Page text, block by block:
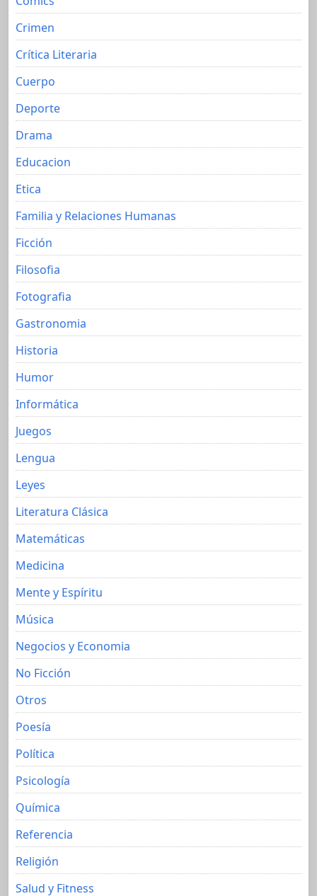
Crimen
Crítica Literaria
Cuerpo
Deporte
Drama
Educacion
Etica
Familia y Relaciones Humanas
Ficción
Filosofia
Fotografia
Gastronomia
Historia
Humor
Informática
Juegos
Lengua
Leyes
Literatura Clásica
Matemáticas
Medicina
Mente y Espíritu
Música
Negocios y Economia
No Ficción
Otros
Poesía
Política
Psicología
Química
Referencia
Religión
Salud y Fitness